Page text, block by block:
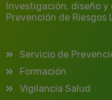
Investigación, diseño y
Prevención de Riesgos
Servicio de
Formación
Vigilancia Salud